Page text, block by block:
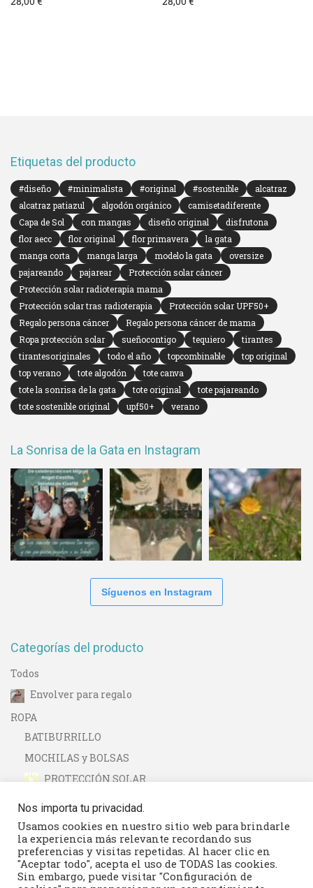
Etiquetas del producto
#diseño #minimalista #original #sostenible
alcatraz
alcatraz patiazul
algodón orgánico
camisetadiferente
Capa de Sol
con mangas diseño original
disfrutona
flor aecc
flor original flor primavera
la gata
manga corta
manga larga modelo la gata
oversize
pajareando
pajarear
Protección solar cáncer
Protección solar radioterapia mama
Protección solar tras radioterapia
Protección solar UPF50+
Regalo persona cáncer
Regalo persona cáncer de mama
Ropa protección solar
sueñocontigo tequiero
tirantes
tirantesoriginales
todo el año topcombinable
top original
top verano
tote algodón
tote canva
tote la sonrisa de la gata
tote original
tote pajareando
tote sostenible original
upf50+ verano
La Sonrisa de la Gata en Instagram
Síguenos en Instagram
Categorías del producto
Todos
Envolver para regalo
ROPA
BATIBURRILLO
MOCHILAS y BOLSAS
PROTECCIÓN SOLAR
Seguimiento
Nos importa tu privacidad.
Usamos cookies en nuestro sitio web para brindarle
la experiencia más relevante recordando sus
preferencias y visitas repetidas. Al hacer clic en
"Aceptar todo", acepta el uso de TODAS las cookies.
Sin embargo, puede visitar "Configuración de